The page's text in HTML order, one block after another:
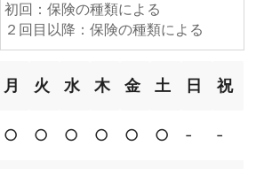
初回：保険の種類による
２回目以降：保険の種類による
月 火 水 木 金 土 日 祝
○ ○ ○ ○ ○ ○ ‐ ‐